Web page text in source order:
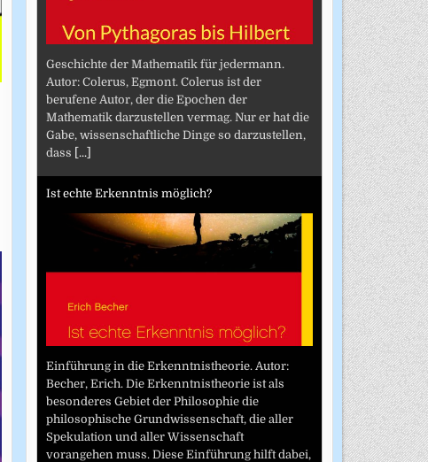
Geschichte der Mathematik für jedermann.
Autor: Colerus, Egmont. Colerus ist der
berufene Autor, der die Epochen der
Mathematik darzustellen vermag. Nur er hat die
Gabe, wissenschaftliche Dinge so darzustellen,
dass [...]
Ist echte Erkenntnis möglich?
Einführung in die Erkenntnistheorie. Autor:
Becher, Erich. Die Erkenntnistheorie ist als
besonderes Gebiet der Philosophie die
philosophische Grundwissenschaft, die aller
Spekulation und aller Wissenschaft
vorangehen muss. Diese Einführung hilft dabei,